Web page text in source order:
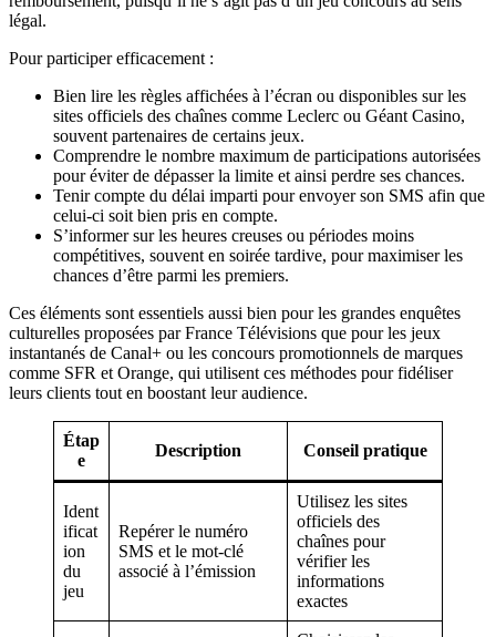
légal.
Pour participer efficacement :
Bien lire les règles affichées à l’écran ou disponibles sur les
sites officiels des chaînes comme Leclerc ou Géant Casino,
souvent partenaires de certains jeux.
Comprendre le nombre maximum de participations autorisées
pour éviter de dépasser la limite et ainsi perdre ses chances.
Tenir compte du délai imparti pour envoyer son SMS afin que
celui-ci soit bien pris en compte.
S’informer sur les heures creuses ou périodes moins
compétitives, souvent en soirée tardive, pour maximiser les
chances d’être parmi les premiers.
Ces éléments sont essentiels aussi bien pour les grandes enquêtes
culturelles proposées par France Télévisions que pour les jeux
instantanés de Canal+ ou les concours promotionnels de marques
comme SFR et Orange, qui utilisent ces méthodes pour fidéliser
leurs clients tout en boostant leur audience.
Étap
e
Description Conseil pratique
Ident
ificat
ion
du
jeu
Repérer le numéro
SMS et le mot-clé
associé à l’émission
Utilisez les sites
officiels des
chaînes pour
vérifier les
informations
exactes